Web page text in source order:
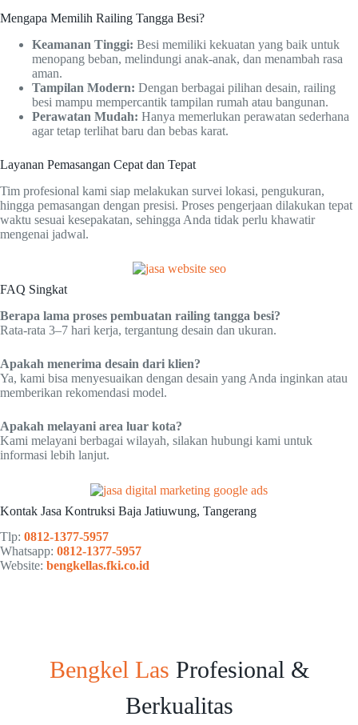
Mengapa Memilih Railing Tangga Besi?
Keamanan Tinggi: Besi memiliki kekuatan yang baik untuk
menopang beban, melindungi anak-anak, dan menambah rasa
aman.
Tampilan Modern: Dengan berbagai pilihan desain, railing
besi mampu mempercantik tampilan rumah atau bangunan.
Perawatan Mudah: Hanya memerlukan perawatan sederhana
agar tetap terlihat baru dan bebas karat.
Layanan Pemasangan Cepat dan Tepat
Tim profesional kami siap melakukan survei lokasi, pengukuran,
hingga pemasangan dengan presisi. Proses pengerjaan dilakukan tepat
waktu sesuai kesepakatan, sehingga Anda tidak perlu khawatir
mengenai jadwal.
FAQ Singkat
Berapa lama proses pembuatan railing tangga besi?
Rata-rata 3–7 hari kerja, tergantung desain dan ukuran.
Apakah menerima desain dari klien?
Ya, kami bisa menyesuaikan dengan desain yang Anda inginkan atau
memberikan rekomendasi model.
Apakah melayani area luar kota?
Kami melayani berbagai wilayah, silakan hubungi kami untuk
informasi lebih lanjut.
Kontak Jasa Kontruksi Baja Jatiuwung, Tangerang
Tlp: 0812-1377-5957
Whatsapp: 0812-1377-5957
Website: bengkellas.fki.co.id
Bengkel Las Profesional &
Berkualitas